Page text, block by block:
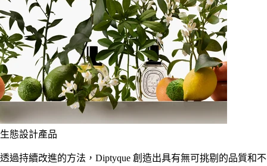
生態設計產品
透過持續改進的方法，Diptyque 創造出具有無可挑剔的品質和不